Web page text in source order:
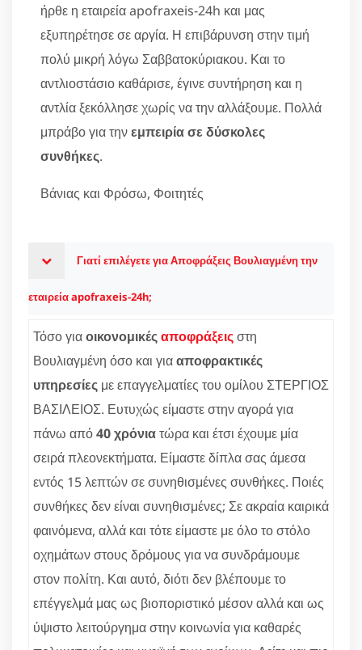
ήρθε η εταιρεία apofraxeis-24h και μας
εξυπηρέτησε σε αργία. Η επιβάρυνση στην τιμή
πολύ μικρή λόγω Σαββατοκύριακου. Και το
αντλιοστάσιο καθάρισε, έγινε συντήρηση και η
αντλία ξεκόλλησε χωρίς να την αλλάξουμε. Πολλά
μπράβο για τηνεμπειρία σε δύσκολες
συνθήκες.
Βάνιας και Φρόσω, Φοιτητές
Γιατί επιλέγετε για Αποφράξεις Βουλιαγμένη την
εταιρεία apofraxeis-24h;
Τόσο γιαοικονομικέςαποφράξειςστη
Βουλιαγμένη όσο και γιααποφρακτικές
υπηρεσίες με επαγγελματίες του ομίλου ΣΤΕΡΓΙΟΣ
ΒΑΣΙΛΕΙΟΣ. Ευτυχώς είμαστε στην αγορά για
πάνω από40 χρόνιατώρα και έτσι έχουμε μία
σειρά πλεονεκτήματα. Είμαστε δίπλα σας άμεσα
εντός 15 λεπτών σε συνηθισμένες συνθήκες. Ποιές
συνθήκες δεν είναι συνηθισμένες; Σε ακραία καιρικά
φαινόμενα, αλλά και τότε είμαστε με όλο το στόλο
οχημάτων στους δρόμους για να συνδράμουμε
στον πολίτη. Και αυτό, διότι δεν βλέπουμε το
επέγγελμά μας ως βιοποριστικό μέσον αλλά και ως
ύψιστο λειτούργημα στην κοινωνία για καθαρές